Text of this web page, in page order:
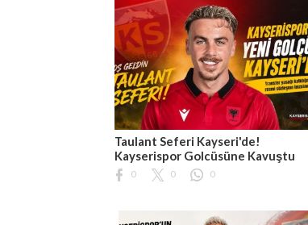
Taulant Seferi Kayseri'de!
Kayserispor Golcüsüne Kavuştu
0 0 0